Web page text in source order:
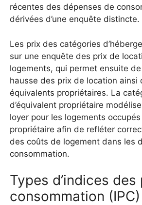
récentes des dépenses de
dérivées d’une enquête distincte.
Les prix des catégories
sur une enquête des prix de
logements, qui permet ensuite
hausse des prix de location ainsi
équivalents propriétaires. La
d’équivalent propriétaire
loyer pour les logements
propriétaire afin de refléter
des coûts de logement dans les
consommation.
Types d’indices des
consommation (IPC)